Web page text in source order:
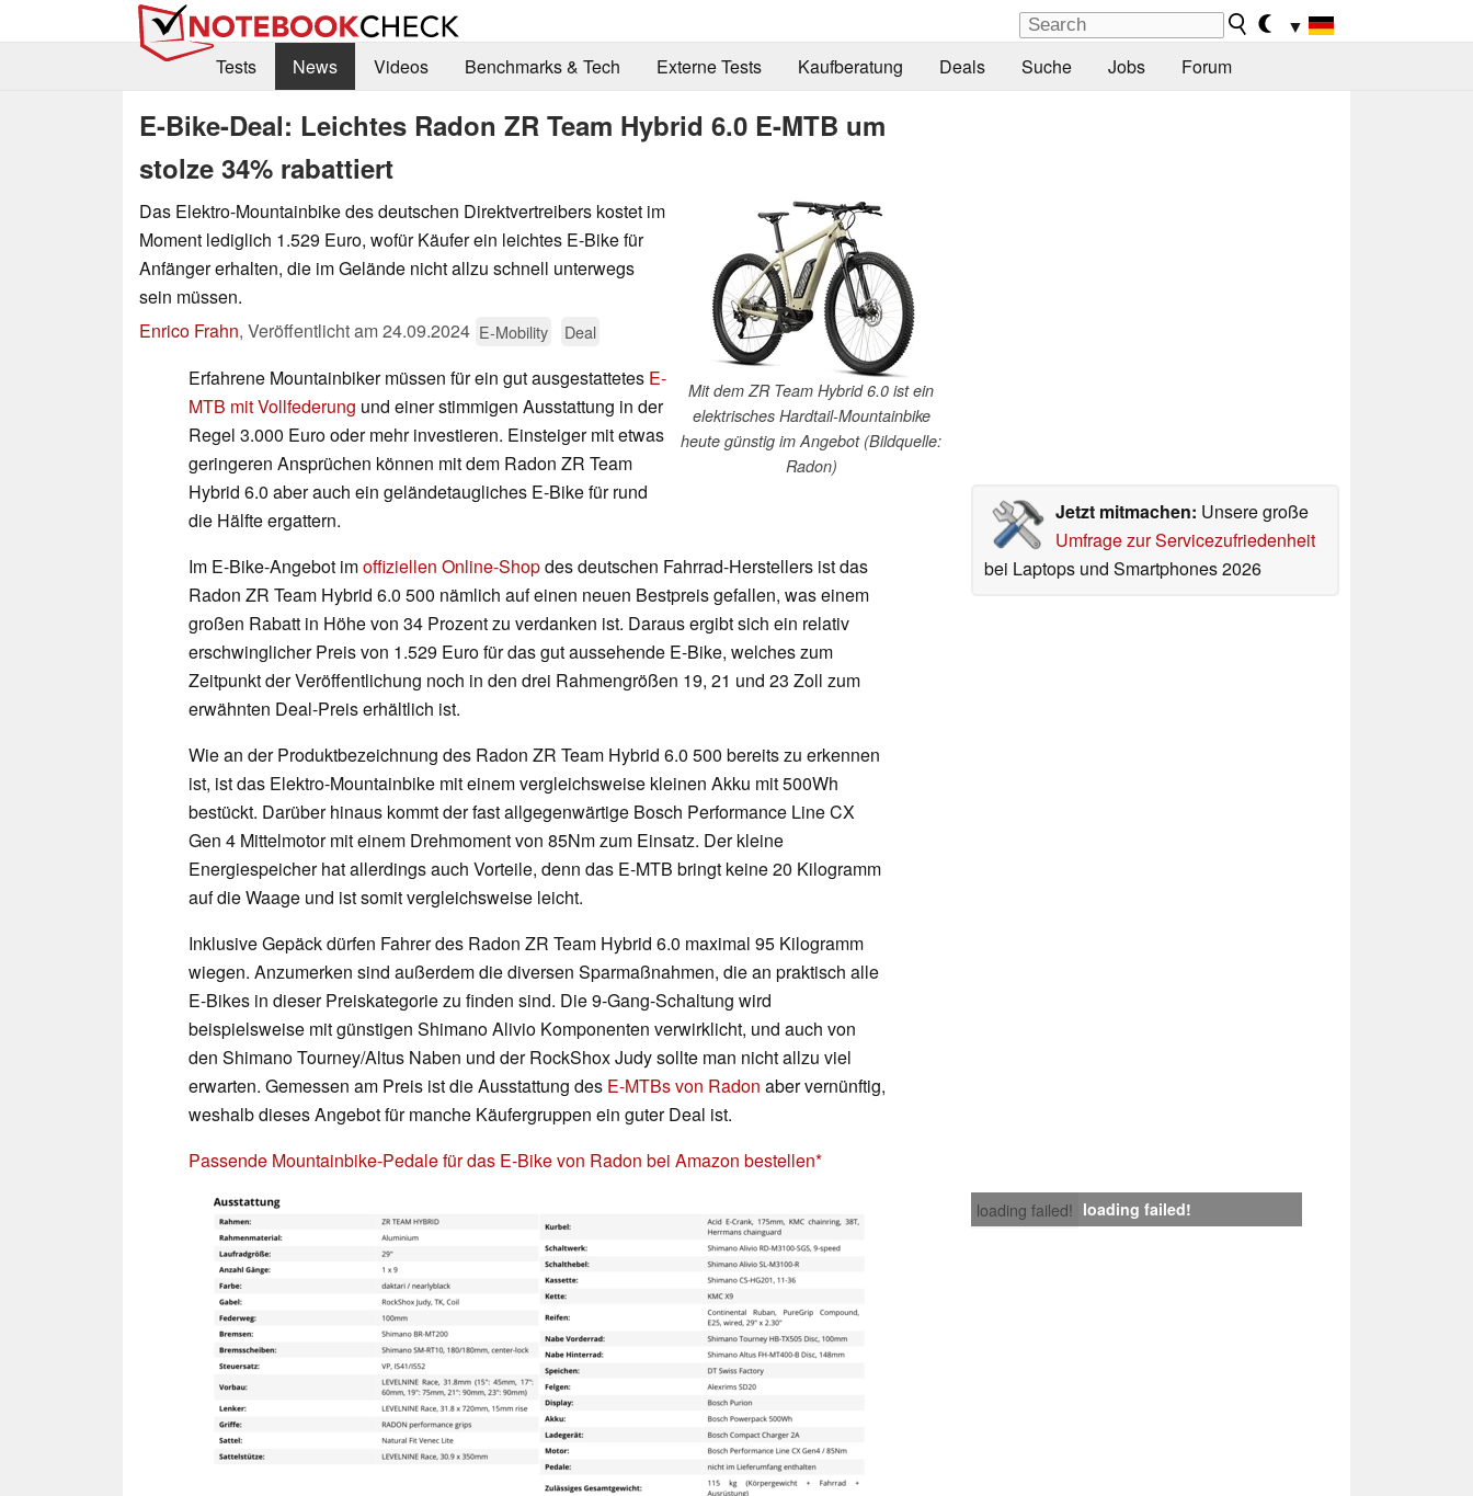
▼
Tests
News Videos Benchmarks & Tech Externe Tests Kaufberatung Deals Suche Jobs Forum
E-Bike-Deal: Leichtes Radon ZR Team Hybrid 6.0 E-MTB um
stolze 34% rabattiert
Mit dem ZR Team Hybrid 6.0 ist ein
elektrisches Hardtail-Mountainbike
heute günstig im Angebot (Bildquelle:
Radon)
Das Elektro-Mountainbike des deutschen Direktvertreibers kostet im
Moment lediglich 1.529 Euro, wofür Käufer ein leichtes E-Bike für
Anfänger erhalten, die im Gelände nicht allzu schnell unterwegs
sein müssen.
Enrico Frahn, Veröffentlicht am24.09.2024 E-Mobility Deal
Jetzt mitmachen: Unsere große
Umfrage zur Servicezufriedenheit
bei Laptops und Smartphones 2026
Erfahrene Mountainbiker müssen für ein gut ausgestattetes E-
MTB mit Vollfederung und einer stimmigen Ausstattung in der
Regel 3.000 Euro oder mehr investieren. Einsteiger mit etwas
geringeren Ansprüchen können mit dem Radon ZR Team
Hybrid 6.0 aber auch ein geländetaugliches E-Bike für rund
die Hälfte ergattern.
Im E-Bike-Angebot imoffiziellen Online-Shopdes deutschen Fahrrad-Herstellers ist das
Radon ZR Team Hybrid 6.0 500 nämlich auf einen neuen Bestpreis gefallen, was einem
großen Rabatt in Höhe von 34 Prozent zu verdanken ist. Daraus ergibt sich ein relativ
erschwinglicher Preis von 1.529 Euro für das gut aussehende E-Bike, welches zum
Zeitpunkt der Veröffentlichung noch in den drei Rahmengrößen 19, 21 und 23 Zoll zum
erwähnten Deal-Preis erhältlich ist.
Wie an der Produktbezeichnung des Radon ZR Team Hybrid 6.0 500 bereits zu erkennen
ist, ist das Elektro-Mountainbike mit einem vergleichsweise kleinen Akku mit 500Wh
bestückt. Darüber hinaus kommt der fast allgegenwärtige Bosch Performance Line CX
Gen 4 Mittelmotor mit einem Drehmoment von 85Nm zum Einsatz. Der kleine
Energiespeicher hat allerdings auch Vorteile, denn das E-MTB bringt keine 20 Kilogramm
auf die Waage und ist somit vergleichsweise leicht.
Inklusive Gepäck dürfen Fahrer des Radon ZR Team Hybrid 6.0 maximal 95 Kilogramm
wiegen. Anzumerken sind außerdem die diversen Sparmaßnahmen, die an praktisch alle
E-Bikes in dieser Preiskategorie zu finden sind. Die 9-Gang-Schaltung wird
beispielsweise mit günstigen Shimano Alivio Komponenten verwirklicht, und auch von
den Shimano Tourney/Altus Naben und der RockShox Judy sollte man nicht allzu viel
erwarten. Gemessen am Preis ist die Ausstattung des E-MTBs von Radon aber vernünftig,
weshalb dieses Angebot für manche Käufergruppen ein guter Deal ist.
Passende Mountainbike-Pedale für das E-Bike von Radon bei Amazon bestellen
loading failed! loading failed!